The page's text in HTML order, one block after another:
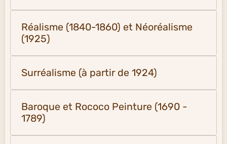
Réalisme (1840-1860) et Néoréalisme
(1925)
Surréalisme (à partir de 1924)
Baroque et Rococo Peinture (1690 -
1789)